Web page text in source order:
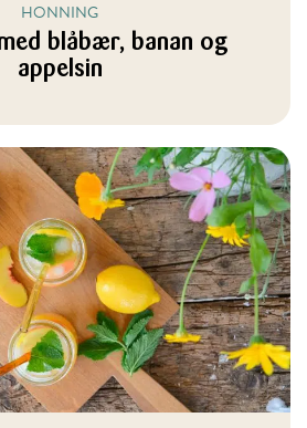
HONNING
blåbær, banan og
appelsin